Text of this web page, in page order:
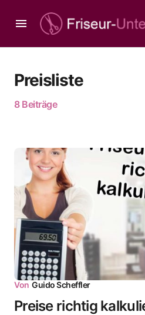
Preisliste
8 Beiträge
Von Guido Scheffler
Preise richtig